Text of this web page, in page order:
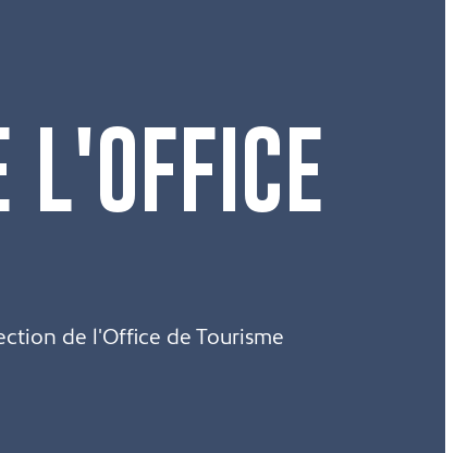
L'OFFICE
de l'Office de Tourisme